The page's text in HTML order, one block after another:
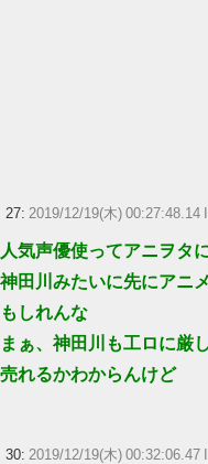
27: 2019/12/19(木) 00:27:48.14
人気声優使ってアニヲタ
神田川みたいに先にアニ
もしれんな
まぁ、神田川も工ロに厳
売れるかわからんけど
30: 2019/12/19(木) 00:32:06.47